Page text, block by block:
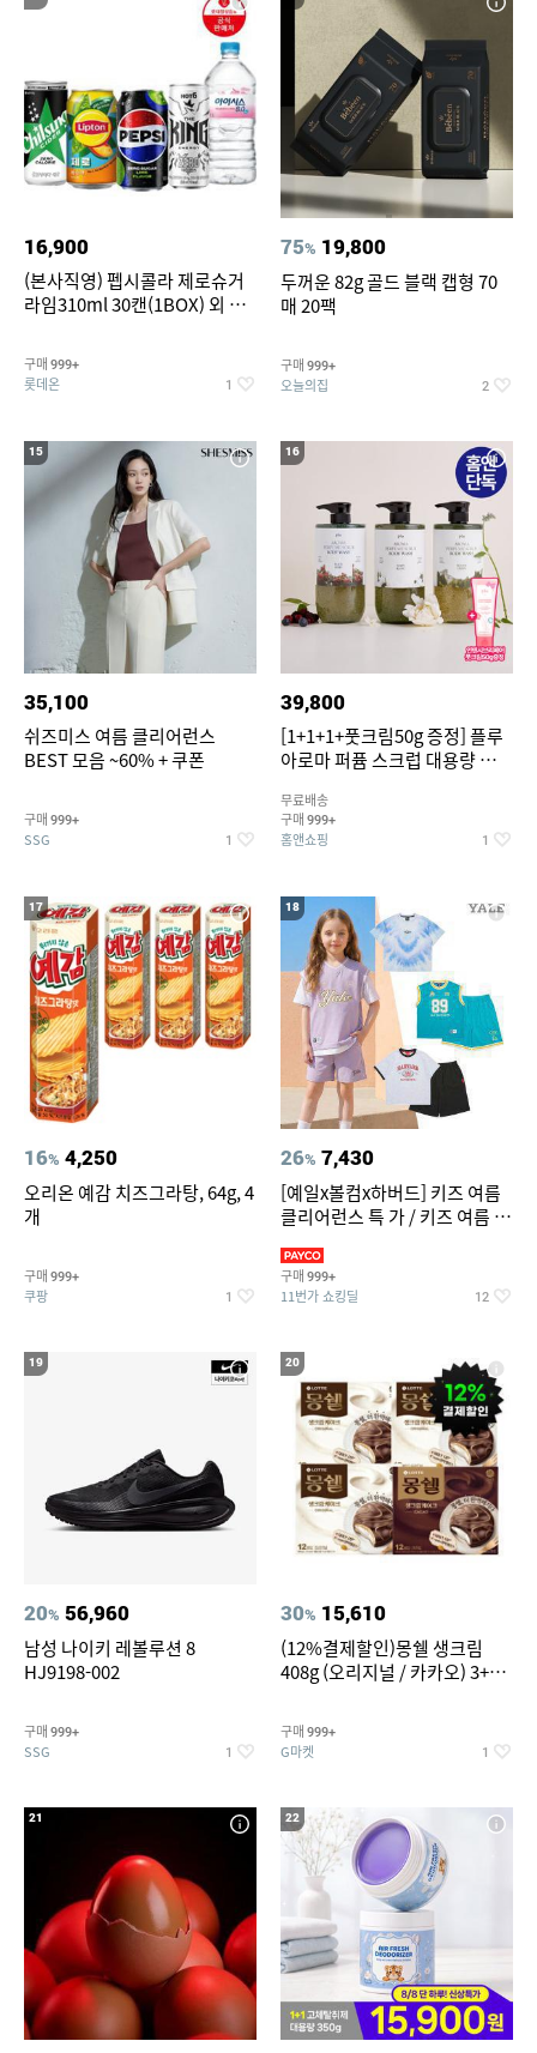
16,900
(본사직영) 펩시콜라 제로슈거
라임310ml 30캔(1BOX) 외 롯
구매 999+
롯데온 1
75% 19,800
두꺼운 82g 골드 블랙 캡형 70
매 20팩
구매 999+
오늘의집 2
15
35,100
쉬즈미스 여름 클리어런스
BEST 모음 ~60% + 쿠폰
구매 999+
SSG 1
16
39,800
[1+1+1+풋크림50g 증정] 플루
아로마 퍼퓸 스크럽 대용량 바디
무료배송
구매 999+
홈앤쇼핑 1
17
16% 4,250
오리온 예감 치즈그라탕, 64g, 4
개
구매 999+
쿠팡 1
18
26% 7,430
[예일x볼컴x하버드] 키즈 여름
클리어런스 특 가 / 키즈 여름 수
구매 999+
11번가 쇼킹딜 12
19
20% 56,960
남성 나이키 레볼루션 8
HJ9198-002
구매 999+
SSG 1
20
30% 15,610
(12%결제할인)몽쉘 생크림
408g (오리지널 / 카카오) 3+1
구매 999+
G마켓 1
21 22